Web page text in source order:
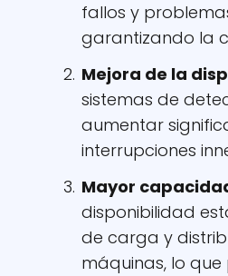
fallos y
garantizando la
Mejora de la
sistemas de
aumentar
interrupciones
Mayor
disponibilidad
de carga y
máquinas, lo